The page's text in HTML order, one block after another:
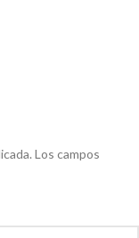
Los campos